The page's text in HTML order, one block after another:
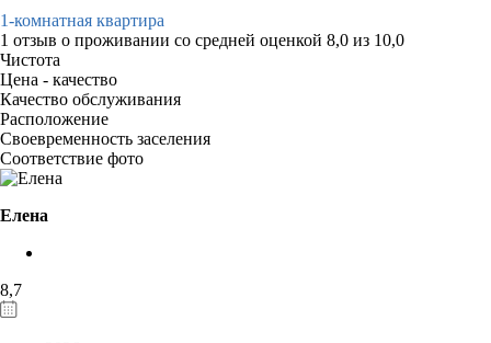
1-комнатная квартира
1 отзыв о проживании со средней оценкой 8,0 из 10,0
Чистота
Цена - качество
Качество обслуживания
Расположение
Своевременность заселения
Соответствие фото
Елена
8,7